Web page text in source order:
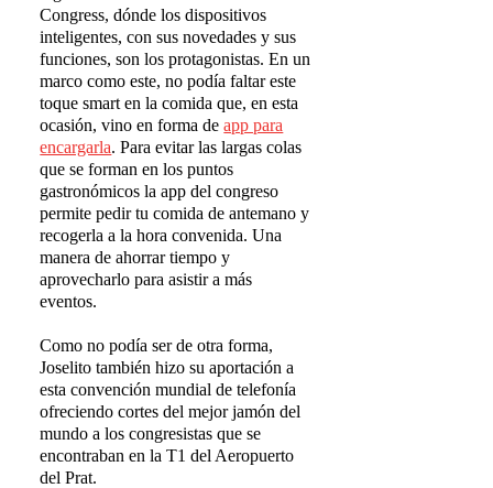
Congress, dónde los dispositivos
inteligentes, con sus novedades y sus
funciones, son los protagonistas. En un
marco como este, no podía faltar este
toque smart en la comida que, en esta
ocasión, vino en forma deapp para
encargarla. Para evitar las largas colas
que se forman en los puntos
gastronómicos la app del congreso
permite pedir tu comida de antemano y
recogerla a la hora convenida. Una
manera de ahorrar tiempo y
aprovecharlo para asistir a más
eventos.
Como no podía ser de otra forma,
Joselito también hizo su aportación a
esta convención mundial de telefonía
ofreciendo cortes del mejor jamón del
mundo a los congresistas que se
encontraban en la T1 del Aeropuerto
del Prat.